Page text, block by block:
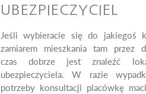
UBEZPIECZYCIEL
Jeśli wybieracie się do jakiegoś
zamiarem mieszkania tam przez
czas dobrze jest znaleźć
ubezpieczyciela. W razie
potrzeby konsultacji placówkę